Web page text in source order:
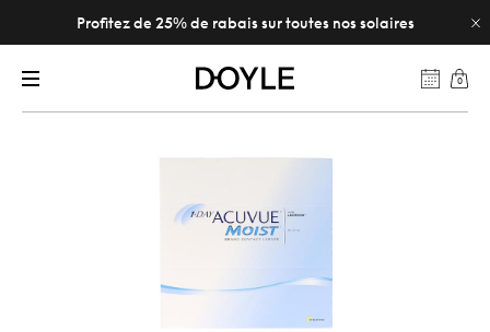
Profitez de 25% de rabais sur toutes nos solaires
0